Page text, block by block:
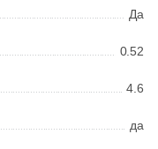
Да
0.52
4.6
да